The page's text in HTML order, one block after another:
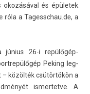
okozásával és épületek
róla a Tagesschau.­de, a
június 26-i repülőgép-
Pek­ing leg­
közölték csütörtökön a
is­mertet­ve. A